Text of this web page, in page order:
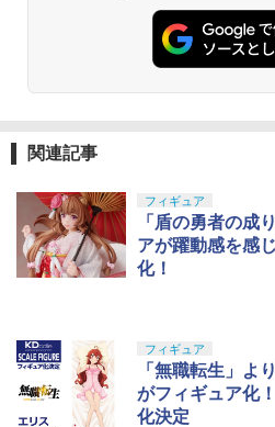
関連記事
フィギュア
「盾の勇者の成
アが躍動感を感
化！
フィギュア
「無職転生」よ
がフィギュア化
化決定